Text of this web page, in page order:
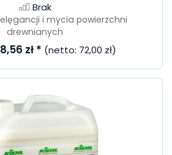
Brak
i mycia powierzchni
drewnianych
zł * (netto: 72,00 zł)